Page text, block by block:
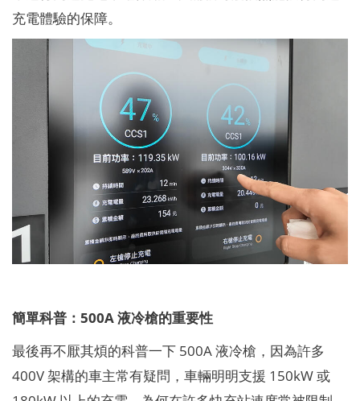
充電體驗的保障。
簡單科普：500A 液冷槍的重要性
最後再不厭其煩的科普一下 500A 液冷槍，因為許多
400V 架構的車主常有疑問，車輛明明支援 150kW 或